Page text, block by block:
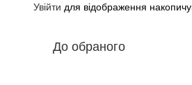
Увійти для відображення
До обраного